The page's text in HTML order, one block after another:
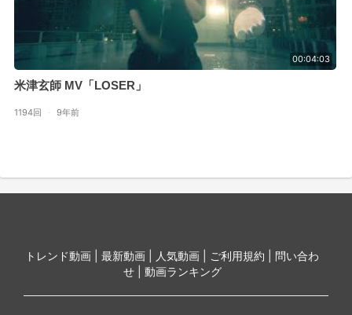
00:04:03
米津玄師 MV「LOSER」
1194回 · 9年前
トレンド動画 | 最新動画 | 人気動画 | ご利用規約 | 問い合わ
せ | 動画ランキング